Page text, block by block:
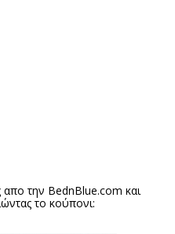
απο την BednBlue.com και
το κούπονι: